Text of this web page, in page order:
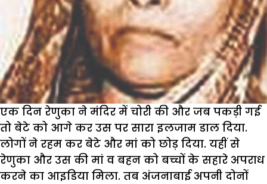
एक दिन रेणुका ने मंदिर में चोरी की और जब पकड़ी गई
तो बेटे को आगे कर उस पर सारा इलजाम डाल दिया.
लोगों ने रहम कर बेटे और मां को छोड़ दिया. यहीं से
रेणुका और उस की मां व बहन को बच्चों के सहारे अपराध
करने का आइडिया मिला. तब अंजनाबाई अपनी दोनों